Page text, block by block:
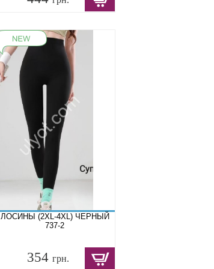
ЛОСИНЫ (2XL-4XL) ЧЕРНЫЙ
737-2
354 грн.